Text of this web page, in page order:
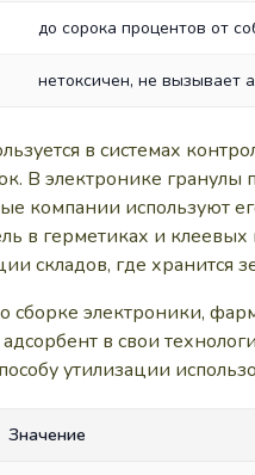
до сорока процентов от
нетоксичен, не вызывает
в системах
В электронике
используют
в герметиках и
складов, где
сборке электроники,
в свои
утилизации
Значение